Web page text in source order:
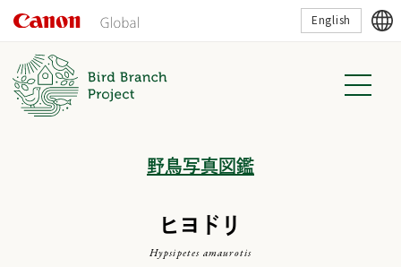
English
野鳥写真図鑑
ヒヨドリ
Hypsipetes amaurotis